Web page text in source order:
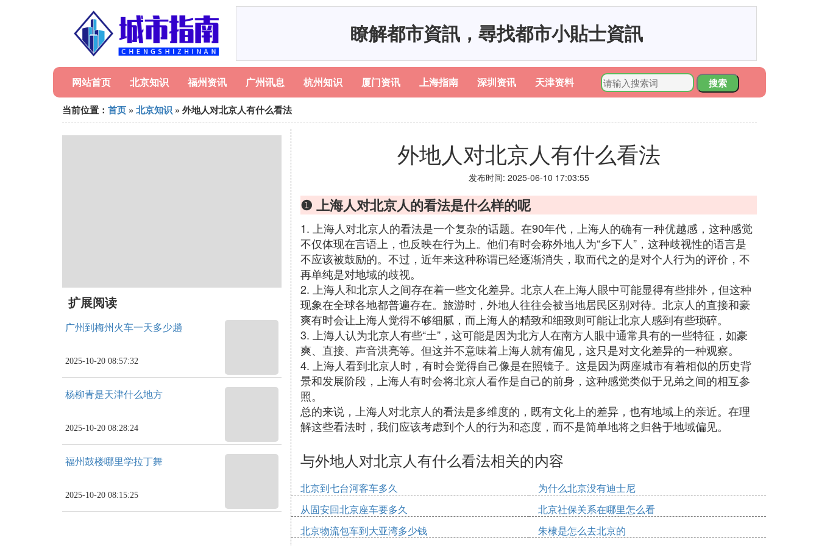
瞭解都市資訊，尋找都市小貼士資訊
网站首页 北京知识 福州资讯 广州讯息 杭州知识 厦门资讯 上海指南 深圳资讯 天津资料
搜索
当前位置： 首页 » 北京知识 » 外地人对北京人有什么看法
扩展阅读
广州到梅州火车一天多少趟
2025-10-20 08:57:32
杨柳青是天津什么地方
2025-10-20 08:28:24
福州鼓楼哪里学拉丁舞
2025-10-20 08:15:25
外地人对北京人有什么看法
发布时间: 2025-06-10 17:03:55
❶ 上海人对北京人的看法是什么样的呢
1. 上海人对北京人的看法是一个复杂的话题。在90年代，上海人的确有一种优越感，这种感觉
不仅体现在言语上，也反映在行为上。他们有时会称外地人为“乡下人”，这种歧视性的语言是
不应该被鼓励的。不过，近年来这种称谓已经逐渐消失，取而代之的是对个人行为的评价，不
再单纯是对地域的歧视。
2. 上海人和北京人之间存在着一些文化差异。北京人在上海人眼中可能显得有些排外，但这种
现象在全球各地都普遍存在。旅游时，外地人往往会被当地居民区别对待。北京人的直接和豪
爽有时会让上海人觉得不够细腻，而上海人的精致和细致则可能让北京人感到有些琐碎。
3. 上海人认为北京人有些“土”，这可能是因为北方人在南方人眼中通常具有的一些特征，如豪
爽、直接、声音洪亮等。但这并不意味着上海人就有偏见，这只是对文化差异的一种观察。
4. 上海人看到北京人时，有时会觉得自己像是在照镜子。这是因为两座城市有着相似的历史背
景和发展阶段，上海人有时会将北京人看作是自己的前身，这种感觉类似于兄弟之间的相互参
照。
总的来说，上海人对北京人的看法是多维度的，既有文化上的差异，也有地域上的亲近。在理
解这些看法时，我们应该考虑到个人的行为和态度，而不是简单地将之归咎于地域偏见。
与外地人对北京人有什么看法相关的内容
北京到七台河客车多久
为什么北京没有迪士尼
从固安回北京座车要多久
北京社保关系在哪里怎么看
北京物流包车到大亚湾多少钱
朱棣是怎么去北京的